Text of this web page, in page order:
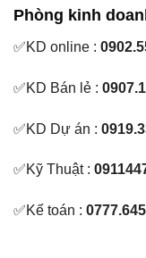
Phòng kinh
✅KD online :
✅KD Bán lẻ :
✅KD Dự án :
✅Kỹ Thuật :
✅Kế toán :